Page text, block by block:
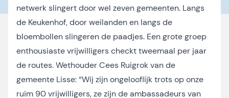
netwerk slingert door wel zeven gemeenten. Langs
de Keukenhof, door weilanden en langs de
bloembollen slingeren de paadjes. Een grote groep
enthousiaste vrijwilligers checkt tweemaal per jaar
de routes. Wethouder Cees Ruigrok van de
gemeente Lisse: “Wij zijn ongelooflijk trots op onze
ruim 90 vrijwilligers, ze zijn de ambassadeurs van